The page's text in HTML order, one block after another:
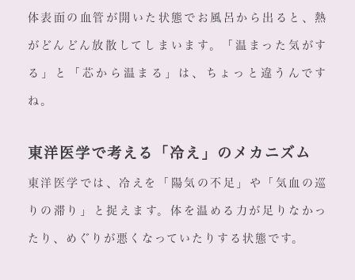
体表面の血管が開いた状態でお風呂から出ると、熱
がどんどん放散してしまいます。「温まった気がす
る」と「芯から温まる」は、ちょっと違うんです
ね。
東洋医学で考える「冷え」のメカニズム
東洋医学では、冷えを「陽気の不足」や「気血の巡
りの滞り」と捉えます。体を温める力が足りなかっ
たり、めぐりが悪くなっていたりする状態です。